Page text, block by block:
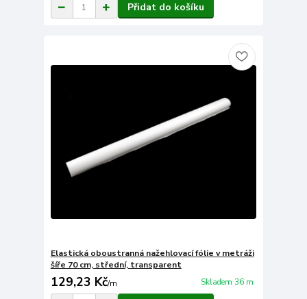
Přidat do košíku
Elastická oboustranná nažehlovací fólie v metráži
šíře 70 cm, střední, transparent
129,23 Kč/m Skladem 36 m